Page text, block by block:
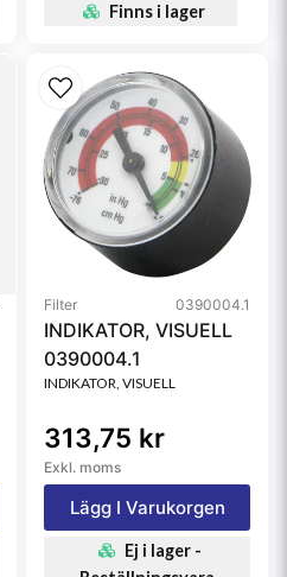
Finns i lager
Filter 0390004.1
INDIKATOR, VISUELL
0390004.1
INDIKATOR, VISUELL
313,75 kr
Exkl. moms
Lägg I Varukorgen
Ej i lager -